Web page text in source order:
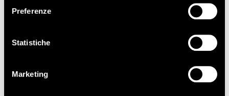
Preferenze
Statistiche
Marketing
DATA DI PARTENZA
LEZIONI